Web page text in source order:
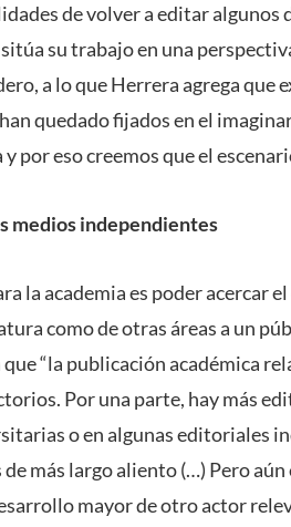
de volver a editar algunos
su trabajo en una
a lo que Herrera agrega que
quedado fijados en el
por eso creemos que el
medios independientes
la academia es poder acercar
como de otras áreas a un
“la publicación académica
Por una parte, hay más
o en algunas editoriales
más largo aliento (…) Pero
mayor de otro actor